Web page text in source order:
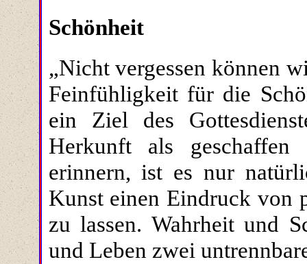
Schönheit
„Nicht vergessen können
Feinfühligkeit für die
ein Ziel des
Herkunft als
erinnern, ist es nur
Kunst einen Eindruck von
zu lassen. Wahrheit und
und Leben zwei